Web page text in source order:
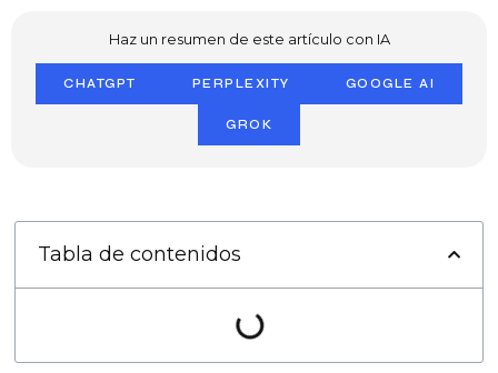
Haz un resumen de este artículo con IA
CHATGPT PERPLEXITY GOOGLE AI
GROK
Tabla de contenidos